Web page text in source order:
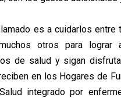
es a cuidarlos entre
otros para
de salud y sigan
en los Hogares de
integrado por